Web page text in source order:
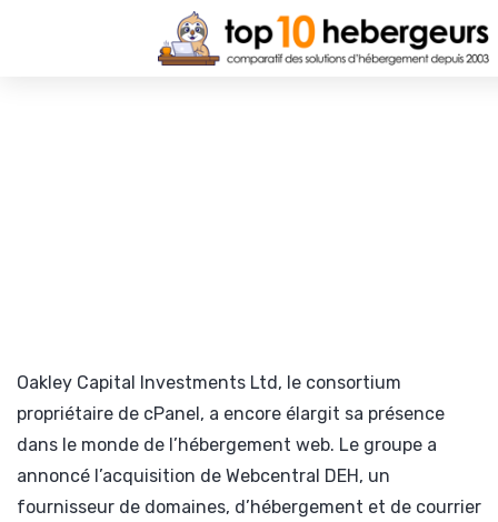
Oakley Capital Investments Ltd, le consortium
propriétaire de cPanel, a encore élargit sa présence
dans le monde de l’hébergement web. Le groupe a
annoncé l’acquisition de Webcentral DEH, un
fournisseur de domaines, d’hébergement et de courrier